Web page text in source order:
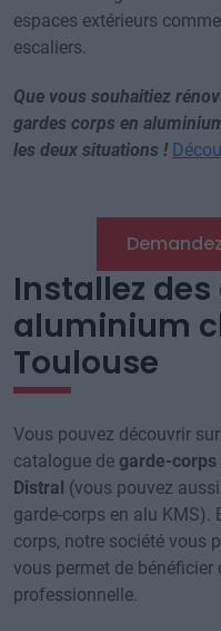
espaces extérieurs
escaliers.
Que vous souhaitiez
gardes corps en
les deux situations !
Installez
aluminium
Toulouse
Vous pouvez découvrir
catalogue de garde-
Distral (vous pouvez
garde-corps en alu KMS).
corps, notre société vous
vous permet de
professionnelle.